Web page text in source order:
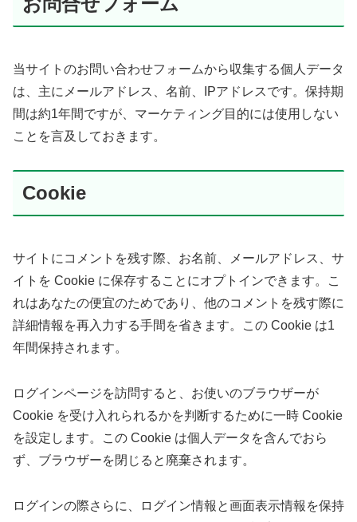
当サイトのお問い合わせフォームから収集する個人データ
は、主にメールアドレス、名前、IPアドレスです。保持期
間は約1年間ですが、マーケティング目的には使用しない
ことを言及しておきます。
Cookie
サイトにコメントを残す際、お名前、メールアドレス、サ
イトを Cookie に保存することにオプトインできます。こ
れはあなたの便宜のためであり、他のコメントを残す際に
詳細情報を再入力する手間を省きます。この Cookie は1
年間保持されます。
ログインページを訪問すると、お使いのブラウザーが
Cookie を受け入れられるかを判断するために一時 Cookie
を設定します。この Cookie は個人データを含んでおら
ず、ブラウザーを閉じると廃棄されます。
ログインの際さらに、ログイン情報と画面表示情報を保持